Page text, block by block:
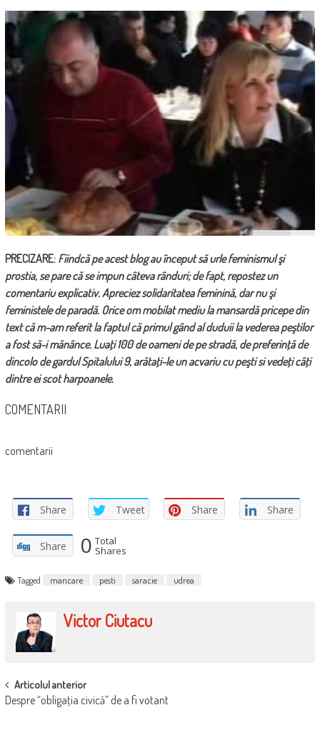
PRECIZARE: Fiindcă pe acest blog au început să urle feminismul şi
prostia, se pare că se impun câteva rânduri; de fapt, repostez un
comentariu explicativ.Apreciez solidaritatea feminină, dar nu şi
feministele de paradă. Orice om mobilat mediu la mansardă pricepe din
text că m-am referit la faptul că primul gând al duduii la vederea peştilor
a fost să-i mănânce. Luaţi 100 de oameni de pe stradă, de preferinţă de
dincolo de gardul Spitalului 9, arătaţi-le un acvariu cu peşti si vedeţi câţi
dintre ei scot harpoanele.
COMENTARII
comentarii
Share Tweet Share Share
Share 0 Total
Shares
Tagged mancare pesti saracie udrea
Victor Ciutacu
POST
NAVIGATION
Articolul anterior
Despre “obligaţia civică” de a fi votant